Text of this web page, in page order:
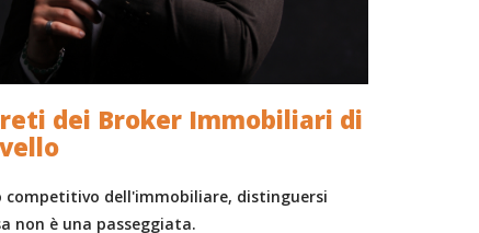
dei Broker Immobiliari di
competitivo dell'immobiliare, distinguersi
non è una passeggiata.